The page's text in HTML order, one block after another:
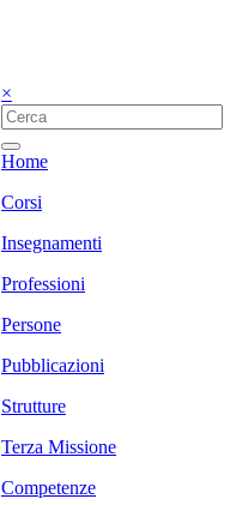
×
Home
Corsi
Insegnamenti
Professioni
Persone
Pubblicazioni
Strutture
Terza Missione
Competenze